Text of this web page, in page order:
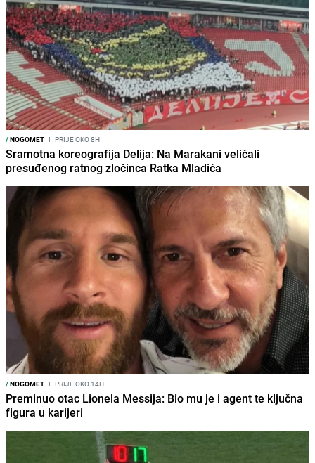
/NOGOMET I PRIJE OKO 8H
Sramotna koreografija Delija: Na Marakani veličali
presuđenog ratnog zločinca Ratka Mladića
/NOGOMET I PRIJE OKO 14H
Preminuo otac Lionela Messija: Bio mu je i agent te ključna
figura u karijeri